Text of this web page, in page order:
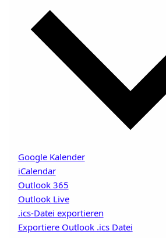
Google Kalender
iCalendar
Outlook 365
Outlook Live
.ics-Datei exportieren
Exportiere Outlook .ics Datei